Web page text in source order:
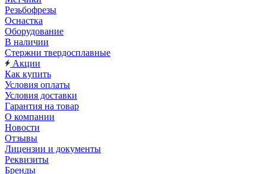
Резьбофрезы
Оснастка
Оборудование
В наличии
Стержни твердосплавные
Акции
Как купить
Условия оплаты
Условия доставки
Гарантия на товар
О компании
Новости
Отзывы
Лицензии и документы
Реквизиты
Бренды